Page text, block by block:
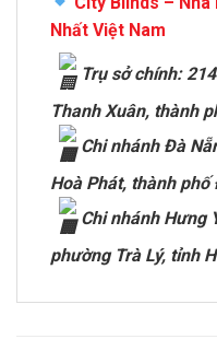
Nhất Việt Nam
Trụ sở chính:
Thanh Xuân, thành
Chi nhánh Đà
Hoà Phát, thành phố
Chi nhánh Hưng
phường Trà Lý, tỉnh